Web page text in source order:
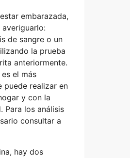
embarazada,
de sangre o un
la prueba
anteriormente.
el más
puede realizar en
y con la
Para los análisis
consultar a
hay dos